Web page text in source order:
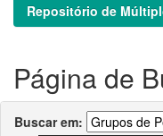
Repositório de
Página de
Buscar em: